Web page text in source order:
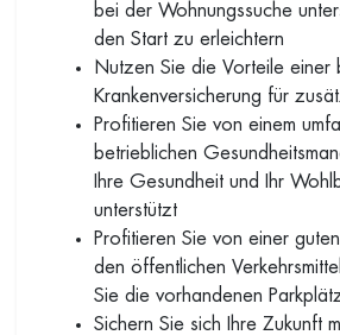
bei der Wohnungssuche
den Start zu erleichtern
Nutzen Sie die Vorteile einer
Krankenversicherung für
Profitieren Sie von einem
betrieblichen
Ihre Gesundheit und Ihr
unterstützt
Profitieren Sie von einer
den öffentlichen
Sie die vorhandenen
Sichern Sie sich Ihre Zukunft